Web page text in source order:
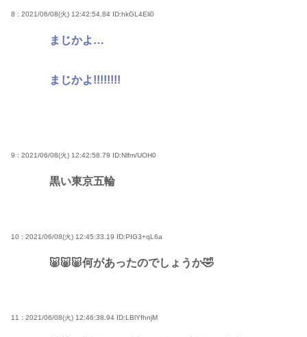
8 : 2021/06/08(火) 12:42:54.84 ID:hkGL4Eli0
まじかよ…
まじかよ!!!!!!!!
9 : 2021/06/08(火) 12:42:58.79 ID:Nlfm/UOH0
黒い東京五輪
10 : 2021/06/08(火) 12:45:33.19 ID:PIG3+qL6a
🐷🐷🐷何があったのでしょうか🤣
11 : 2021/06/08(火) 12:46:38.94 ID:LBlYfhnjM